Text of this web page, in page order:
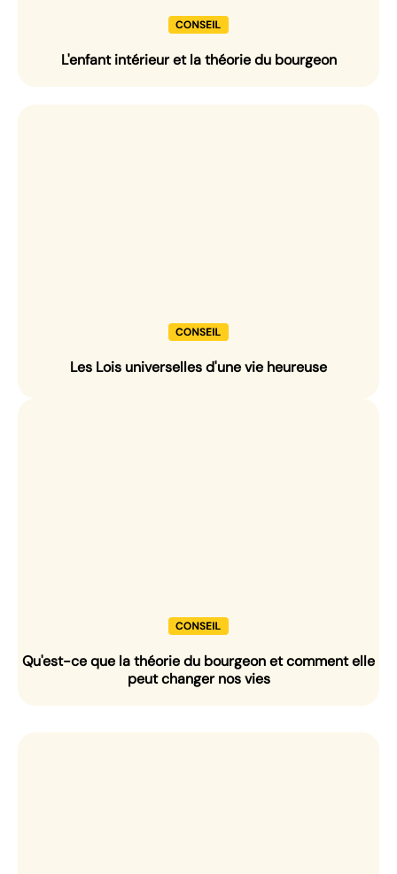
L'enfant intérieur et la théorie du bourgeon
Les Lois universelles d'une vie heureuse
Qu'est-ce que la théorie du bourgeon et comment elle
peut changer nos vies